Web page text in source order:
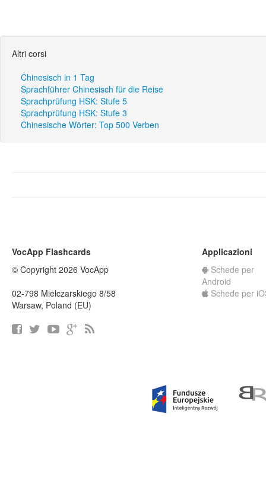
Altri corsi
Chinesisch in 1 Tag
Sprachführer Chinesisch für die Reise
Sprachprüfung HSK: Stufe 5
Sprachprüfung HSK: Stufe 3
Chinesische Wörter: Top 500 Verben
VocApp Flashcards
© Copyright 2026 VocApp
02-798 Mielczarskiego 8/58
Warsaw, Poland (EU)
Applicazioni
Schede per
Android
Schede per